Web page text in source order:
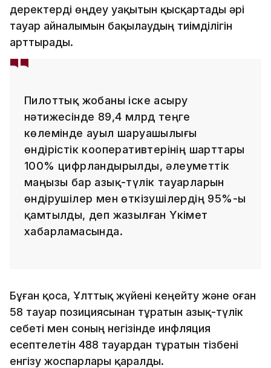
деректерді өңдеу уақытын қысқартады әрі
тауар айналымын бақылаудың тиімділігін
арттырады.
Пилоттық жобаны іске асыру
нәтижесінде 89,4 млрд теңге
көлемінде ауыл шаруашылығы
өндірістік кооперативтерінің шарттары
100% цифрландырылды, әлеуметтік
маңызы бар азық-түлік тауарларын
өндірушілер мен өткізушілердің 95%-ы
қамтылды, деп жазылған Үкімет
хабарламасында.
Бұған қоса, Ұлттық жүйені кеңейту және оған
58 тауар позициясынан тұратын азық-түлік
себеті мен соның негізінде инфляция
есептелетін 488 тауардан тұратын тізбені
енгізу жоспарлары қаралды.